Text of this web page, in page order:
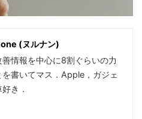
(ヌルナン)
情報を中心に8割ぐらいの力
を書いてマス．Apple，ガジェ
き．